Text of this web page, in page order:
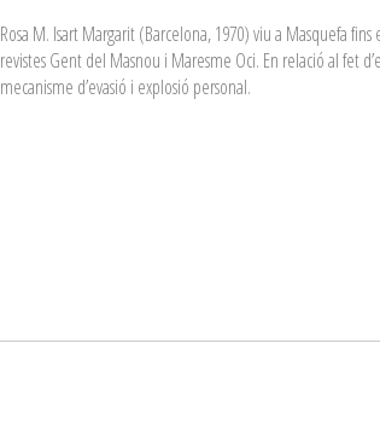
Rosa M. Isart Margarit (Barcelona, 1970) viu a Masquefa
revistes Gent del Masnou i Maresme Oci. En relació al fet
mecanisme d’evasió i explosió personal.